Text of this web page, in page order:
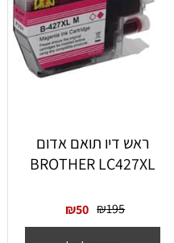
ראש דיו תואם אדום
BROTHER LC427XL
₪195
₪50